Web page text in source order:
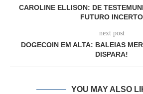
CAROLINE ELLISON: DE
FUTURO INCERTO
next post
DOGECOIN EM ALTA: BALEIAS
DISPARA!
YOU MAY ALSO